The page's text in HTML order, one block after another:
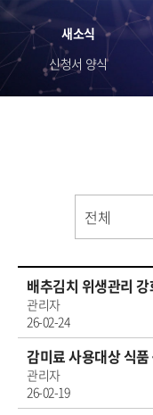
새소식
신청서 양식
배추김치 위생관리
관리자
26-02-24
감미료 사용대상 식
관리자
26-02-19